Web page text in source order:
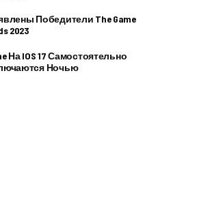
Победители The Game
2023
На IOS 17 Самостоятельно
Ночью